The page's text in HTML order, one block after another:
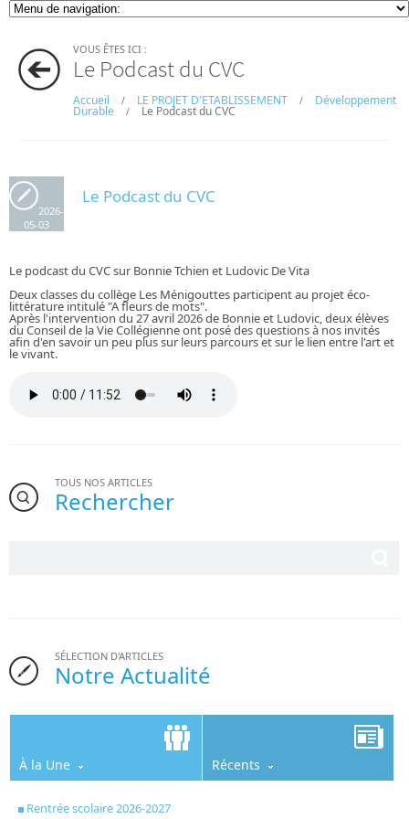
VOUS ÊTES ICI :
Le Podcast du CVC
Accueil / LE PROJET D'ETABLISSEMENT / Développement
Durable / Le Podcast du CVC
2026-
05-03
Le Podcast du CVC
Le podcast du CVC sur Bonnie Tchien et Ludovic De Vita
Deux classes du collège Les Ménigouttes participent au projet éco-
littérature intitulé "A fleurs de mots".
Après l'intervention du 27 avril 2026 de Bonnie et Ludovic, deux élèves
du Conseil de la Vie Collégienne ont posé des questions à nos invités
afin d'en savoir un peu plus sur leurs parcours et sur le lien entre l'art et
le vivant.
TOUS NOS ARTICLES
Rechercher
SÉLECTION D'ARTICLES
Notre Actualité
À la Une Récents
Rentrée scolaire 2026-2027